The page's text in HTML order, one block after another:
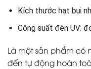
Kích thước hạt bụi
Công suất đèn UV:
Là một sản phẩm có
đến tự động hoàn